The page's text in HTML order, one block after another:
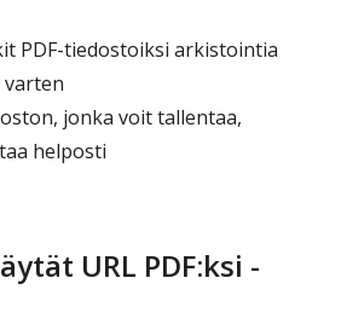
PDF-tiedostoiksi arkistointia
jonka voit tallentaa,
helposti
URL PDF:ksi -